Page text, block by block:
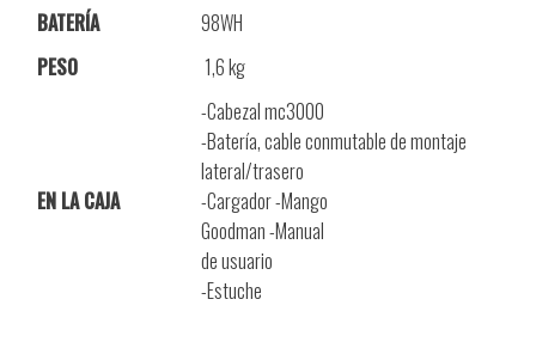
BATERÍA
98WH
PESO
1,6 kg
EN LA CAJA
-Cabezal mc3000
-Batería, cable conmutable de montaje
lateral/trasero
-Cargador -Mango
Goodman -Manual
de usuario
-Estuche